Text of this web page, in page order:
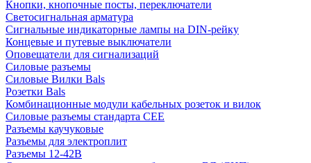
Кнопки, кнопочные посты, переключатели
Светосигнальная арматура
Сигнальные индикаторные лампы на DIN-рейку
Концевые и путевые выключатели
Оповещатели для сигнализаций
Силовые разъемы
Силовые Вилки Bals
Розетки Bals
Комбинационные модули кабельных розеток и вилок
Силовые разъемы стандарта CEE
Разъемы каучуковые
Разъемы для электроплит
Разъемы 12-42В